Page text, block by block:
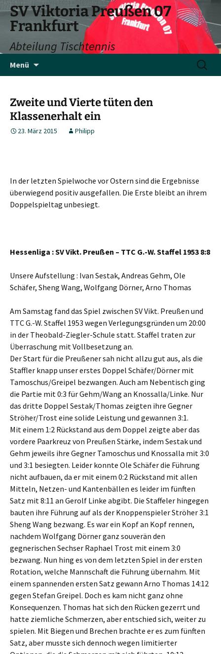
SV Viktoria Preußen 07
Frankfurt
Abteilung Tischtennis
Menü
Suchen
nach:
Zweite und Vierte tüten den
Klassenerhalt ein
23. März 2015 Philipp
In der letzten Spielwoche vor Ostern sind die Ergebnisse
überwiegend positiv ausgefallen. Die Erste bleibt an ihrem
Doppelspieltag unbesiegt.
Hessenliga : SV Vikt. Preußen – TTC G.-W. Staffel 1953 8:8
Unsere Aufstellung : Ivan Sestak, Andreas Gehm, Ole
Schäfer, Sheng Wang, Wolfgang Dörner, Arno Thomas
Am Samstag fand das Spiel zwischen SV Vikt. Preußen und
TTC G.-W. Staffel 1953 wegen Verlegungsgründen um 20:00
in der Theobald-Ziegler-Schule statt. Staffel traten zur
Überraschung mit Vollbesetzung an.
Der Start für die Preußener sah nicht allzu gut aus, als die
Staffler knapp unser erstes Doppel Schäfer/Dörner mit
Tamoschus/Greipel bezwangen. Auch am Nebentisch ging
die Partie mit 0:3 für Gehm/Wang an Knossalla/Linke. Nur
das dritte Doppel Sestak/Thomas zeigten ihre Gegner
Ströher/Trost eine solide Leistung und gewannen 3:1.
Mit einem 1:2 Rückstand aus dem Doppel zeigte aber das
vordere Paarkreuz von Preußen Stärke, indem Sestak und
Gehm jeweils ihre Gegner Tamoschus und Knossalla mit 3:0
und 3:1 besiegten. Leider konnte Ole Schäfer die Führung
nicht aufbauen, da er mit einem 0:2 Rückstand mit allen
Mitteln, Netzen- und Kantenbällen es leider im fünften
Satz mit 8:11 an Gerolf Linke abgibt. Die Staffeler hingegen
bauten ihre Führung auf als der Knoppenspieler Ströher 3:1
Sheng Wang bezwang. Es war ein Kopf an Kopf rennen,
nachdem Wolfgang Dörner ganz souverän den
gegnerischen Sechser Raphael Trost mit einem 3:0
bezwang. Nun hing es von dem letzten Spiel in der ersten
Rotation, welche Mannschaft die Führung übernahm. Mit
einem spannenden ersten Satz gewann Arno Thomas 14:12
gegen Stefan Greipel. Doch es kam nicht ganz ohne
Konsequenzen. Thomas hat sich den Rücken gezerrt und
hatte ziemliche Schmerzen, aber entschied sich, weiter zu
spielen. Mit Biegen und Brechen brachte er es zum fünften
Satz, aber musste sich dennoch wegen limitierter